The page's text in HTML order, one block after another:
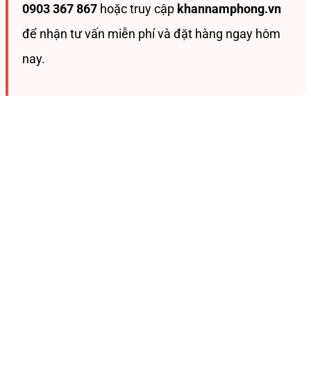
0903 367 867 hoặc truy cập khannamphong.vn
để nhận tư vấn miễn phí và đặt hàng ngay hôm
nay.